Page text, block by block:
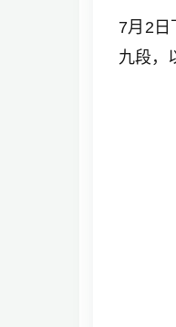
7月2日
九段，